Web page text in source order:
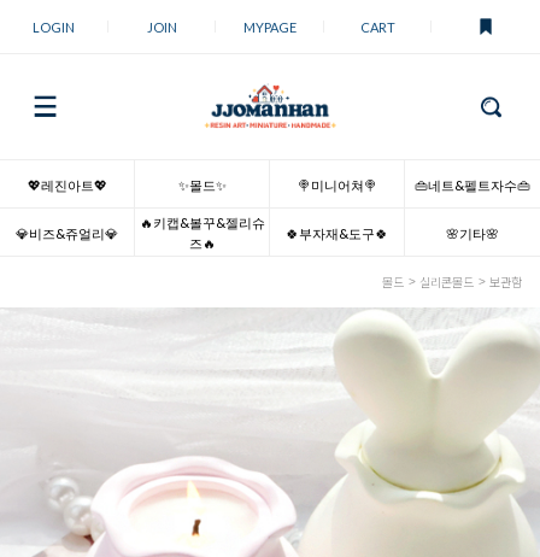
LOGIN JOIN MYPAGE CART
💖레진아트💖 ✨몰드✨ 🍭미니어쳐🍭 👜네트&펠트자수👜
💎비즈&쥬얼리💎
🔥키캡&볼꾸&젤리슈
즈🔥
🍀부자재&도구🍀 🌸기타🌸
몰드 실리콘몰드 보관함